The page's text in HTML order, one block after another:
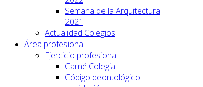
Semana de la Arquitectura
2021
Actualidad Colegios
Área profesional
Ejercicio profesional
Carné Colegial
Código deontológico